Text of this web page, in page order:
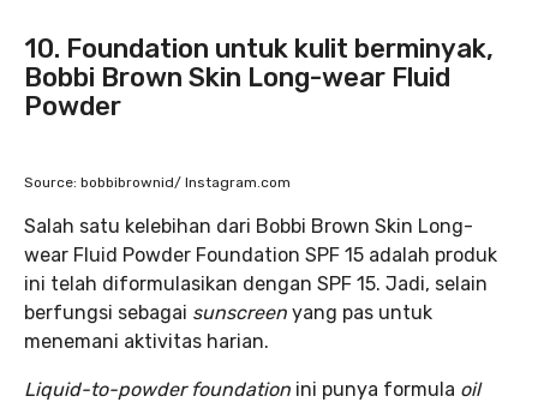
10. Foundation untuk kulit berminyak,
Bobbi Brown Skin Long-wear Fluid
Powder
Source: bobbibrownid/ Instagram.com
Salah satu kelebihan dari Bobbi Brown Skin Long-
wear Fluid Powder Foundation SPF 15 adalah produk
ini telah diformulasikan dengan SPF 15. Jadi, selain
berfungsi sebagai sunscreen yang pas untuk
menemani aktivitas harian.
Liquid-to-powder foundation ini punya formula oil